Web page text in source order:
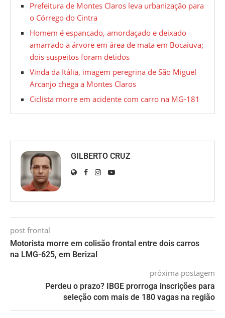
Prefeitura de Montes Claros leva urbanização para
o Córrego do Cintra
Homem é espancado, amordaçado e deixado
amarrado a árvore em área de mata em Bocaiuva;
dois suspeitos foram detidos
Vinda da Itália, imagem peregrina de São Miguel
Arcanjo chega a Montes Claros
Ciclista morre em acidente com carro na MG-181
GILBERTO CRUZ
post frontal
Motorista morre em colisão frontal entre dois carros
na LMG-625, em Berizal
próxima postagem
Perdeu o prazo? IBGE prorroga inscrições para
seleção com mais de 180 vagas na região